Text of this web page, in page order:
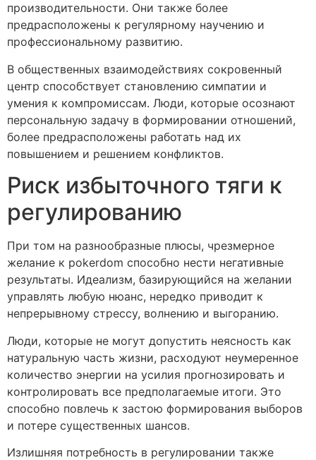
производительности. Они также более
предрасположены к регулярному научению и
профессиональному развитию.
В общественных взаимодействиях сокровенный
центр способствует становлению симпатии и
умения к компромиссам. Люди, которые осознают
персональную задачу в формировании отношений,
более предрасположены работать над их
повышением и решением конфликтов.
Риск избыточного тяги к
регулированию
При том на разнообразные плюсы, чрезмерное
желание к pokerdom способно нести негативные
результаты. Идеализм, базирующийся на желании
управлять любую нюанс, нередко приводит к
непрерывному стрессу, волнению и выгоранию.
Люди, которые не могут допустить неясность как
натуральную часть жизни, расходуют неумеренное
количество энергии на усилия прогнозировать и
контролировать все предполагаемые итоги. Это
способно повлечь к застою формирования выборов
и потере существенных шансов.
Излишняя потребность в регулировании также